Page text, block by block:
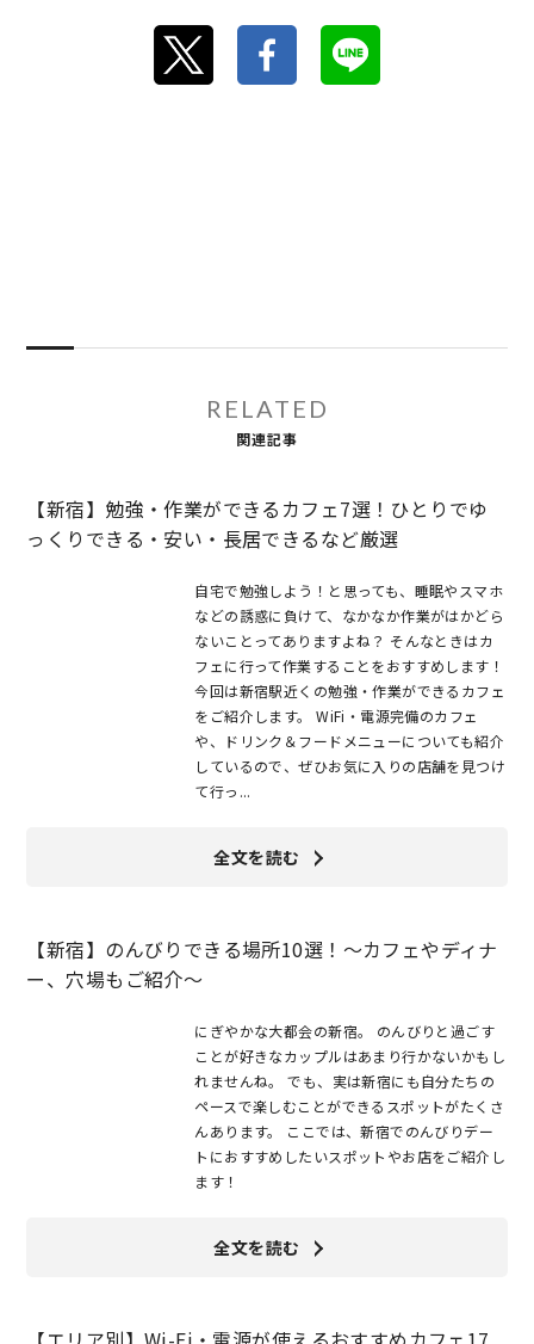
RELATED
関連記事
【新宿】勉強・作業ができるカフェ7選！ひとりでゆ
っくりできる・安い・長居できるなど厳選
自宅で勉強しよう！と思っても、睡眠やスマホ
などの誘惑に負けて、なかなか作業がはかどら
ないことってありますよね？ そんなときはカ
フェに行って作業することをおすすめします！
今回は新宿駅近くの勉強・作業ができるカフェ
をご紹介します。 WiFi・電源完備のカフェ
や、ドリンク＆フードメニューについても紹介
しているので、ぜひお気に入りの店舗を見つけ
て行っ...
全文を読む
【新宿】のんびりできる場所10選！～カフェやディナ
ー、穴場もご紹介～
にぎやかな大都会の新宿。 のんびりと過ごす
ことが好きなカップルはあまり行かないかもし
れませんね。 でも、実は新宿にも自分たちの
ペースで楽しむことができるスポットがたくさ
んあります。 ここでは、新宿でのんびりデー
トにおすすめしたいスポットやお店をご紹介し
ます！
全文を読む